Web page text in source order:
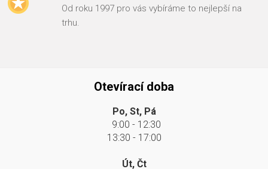
Od roku 1997 pro vás vybíráme to nejlepší na
trhu.
Otevírací doba
Po, St, Pá
9:00 - 12:30
13:30 - 17:00
Út, Čt